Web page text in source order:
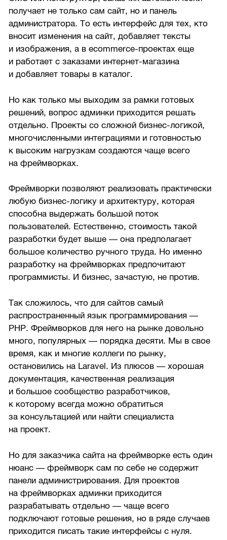
получает не только сам сайт, но и панель
администратора. То есть интерфейс для тех, кто
вносит изменения на сайт, добавляет тексты
и изображения, а в ecommerce-проектах еще
и работает с заказами интернет-магазина
и добавляет товары в каталог.
Но как только мы выходим за рамки готовых
решений, вопрос админки приходится решать
отдельно. Проекты со сложной бизнес-логикой,
многочисленными интеграциями и готовностью
к высоким нагрузкам создаются чаще всего
на фреймворках.
Фреймворки позволяют реализовать практически
любую бизнес-логику и архитектуру, которая
способна выдержать большой поток
пользователей. Естественно, стоимость такой
разработки будет выше — она предполагает
большое количество ручного труда. Но именно
разработку на фреймворках предпочитают
программисты. И бизнес, зачастую, не против.
Так сложилось, что для сайтов самый
распространенный язык программирования —
PHP. Фреймворков для него на рынке довольно
много, популярных — порядка десяти. Мы в свое
время, как и многие коллеги по рынку,
остановились на Laravel. Из плюсов — хорошая
документация, качественная реализация
и большое сообщество разработчиков,
к которому всегда можно обратиться
за консультацией или найти специалиста
на проект.
Но для заказчика сайта на фреймворке есть один
нюанс — фреймворк сам по себе не содержит
панели администрирования. Для проектов
на фреймворках админки приходится
разрабатывать отдельно — чаще всего
подключают готовые решения, но в ряде случаев
приходится писать такие интерфейсы с нуля.